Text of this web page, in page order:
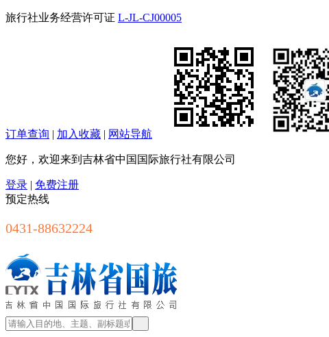
旅行社业务经营许可证 L-JL-CJ00005
订单查询 | 加入收藏 | 网站导航
您好，欢迎来到吉林省中国国际旅行社有限公司
登录 | 免费注册
预定热线
0431-88632224